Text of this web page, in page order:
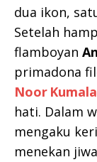
dua ikon,
Setelah
flamboyan
primadona
Noor
hati. Dalam
mengaku
menekan